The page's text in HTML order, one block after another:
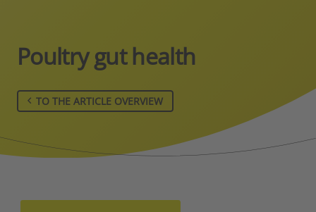
Poultry gut health
TO THE ARTICLE OVERVIEW